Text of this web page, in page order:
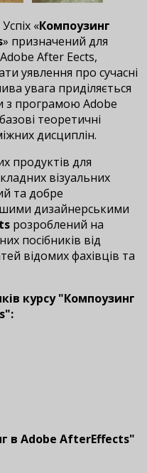
«Компоузинг
» призначений для
After Effects,
уявлення про сучасні
увага приділяється
з програмою Adobe
теоретичні
дисциплін.
продуктів для
візуальних
та добре
дизайнерськими
розроблений на
посібників від
відомих фахівців та
курсу "Компоузинг
в Adobe AfterEffects"